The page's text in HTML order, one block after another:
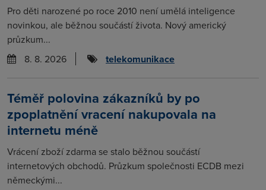
Pro děti narozené po roce 2010 není umělá inteligence
novinkou, ale běžnou součástí života. Nový americký
průzkum...
8. 8. 2026
telekomunikace
Téměř polovina zákazníků by po
zpoplatnění vracení nakupovala na
internetu méně
Vrácení zboží zdarma se stalo běžnou součástí
internetových obchodů. Průzkum společnosti ECDB mezi
německými...